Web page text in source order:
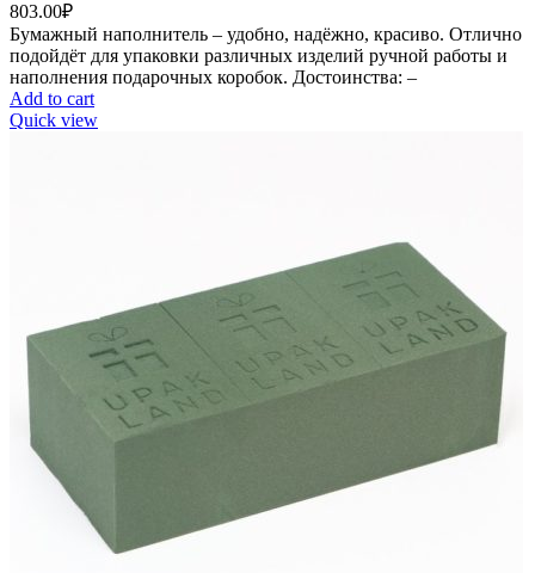
803.00₽
Бумажный наполнитель – удобно, надёжно, красиво. Отлично
подойдёт для упаковки различных изделий ручной работы и
наполнения подарочных коробок. Достоинства: –
Add to cart
Quick view